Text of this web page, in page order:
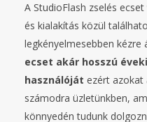
A StudioFlash zselés
és kialakítás közül
legkényelmesebben kézre
ecset akár hosszú
használóját ezért azokat
számodra üzletünkben,
könnyedén tudunk